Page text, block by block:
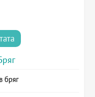
бряг